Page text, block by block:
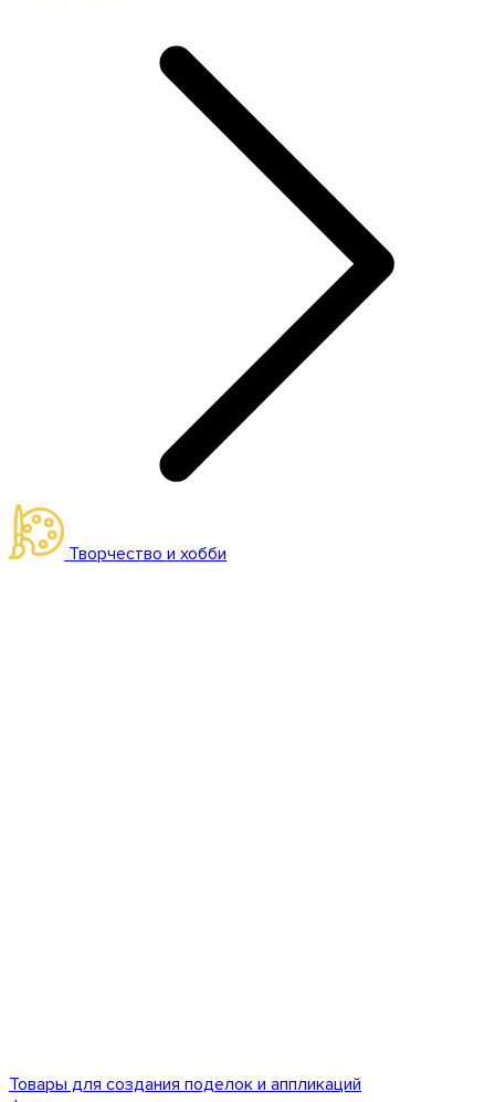
Творчество и хобби
Товары для создания поделок и аппликаций